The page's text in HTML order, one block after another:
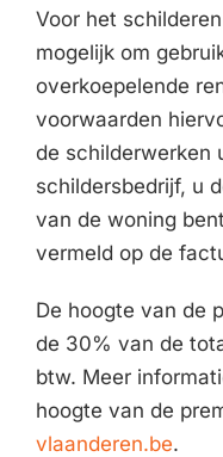
Voor het
mogelijk om
overkoepelende
voorwaarden
de schilderwerken
schildersbedrijf, u
van de woning
vermeld op de
De hoogte van de
de 30% van de
btw. Meer
hoogte van de
vlaanderen.be.